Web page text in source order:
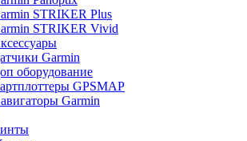
STRIKER Plus
STRIKER Vivid
Garmin
оборудование
GPSMAP
Garmin